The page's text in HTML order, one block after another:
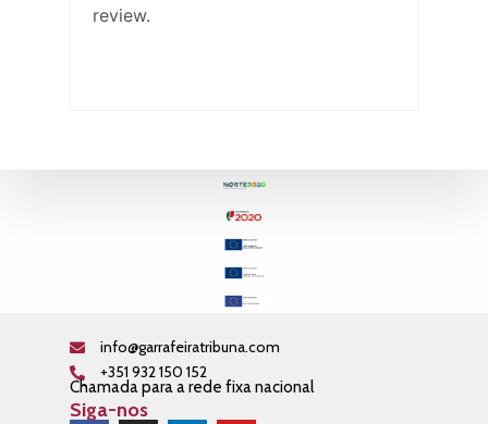
review.
info@garrafeiratribuna.com
+351 932 150 152
Chamada para a rede fixa nacional
Siga-nos